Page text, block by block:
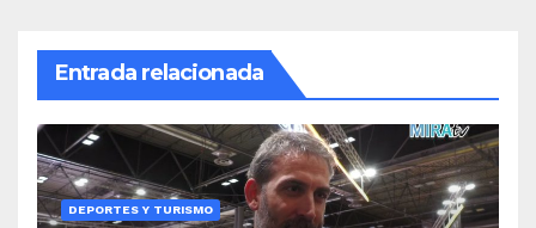
Entrada relacionada
DEPORTES Y TURISMO